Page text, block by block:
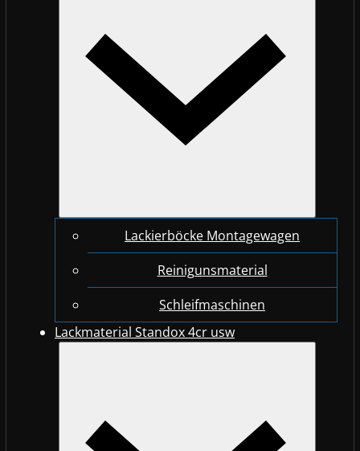
Lackierböcke Montagewagen
Reinigunsmaterial
Schleifmaschinen
Lackmaterial Standox 4cr usw